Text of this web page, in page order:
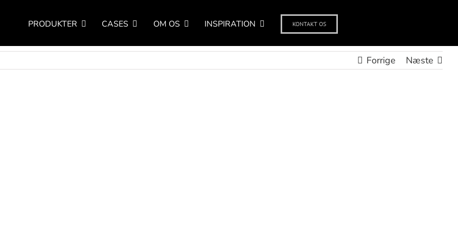
PRODUKTER CASES OM OS INSPIRATION KONTAKT OS
Forrige Næste